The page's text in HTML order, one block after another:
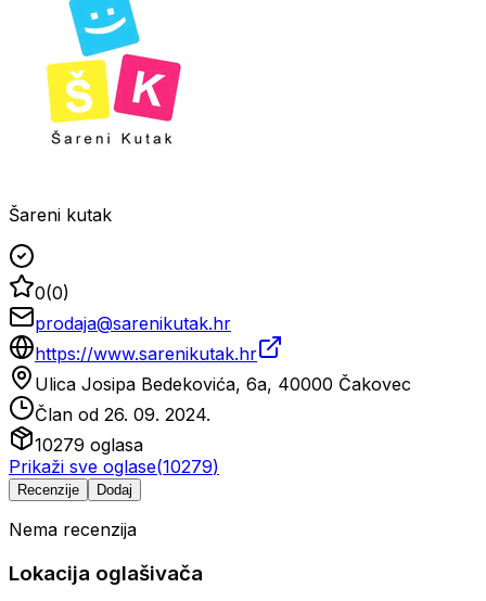
Šareni kutak
0(0)
prodaja@sarenikutak.hr
https://www.sarenikutak.hr
Ulica Josipa Bedekovića, 6a, 40000 Čakovec
Član od 26. 09. 2024.
10279 oglasa
Prikaži sve oglase(10279)
Recenzije Dodaj
Nema recenzija
Lokacija oglašivača